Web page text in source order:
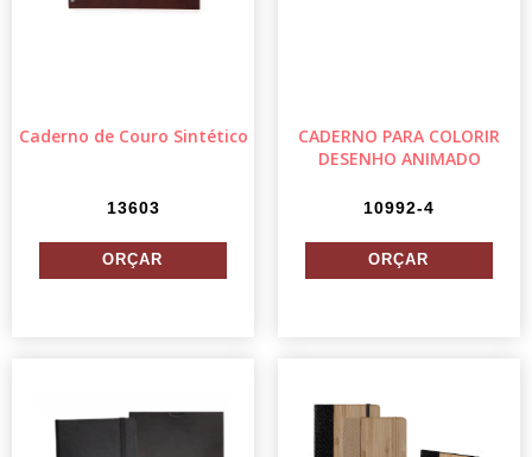
Caderno de Couro Sintético
13603
CADERNO PARA COLORIR
DESENHO ANIMADO
10992-4